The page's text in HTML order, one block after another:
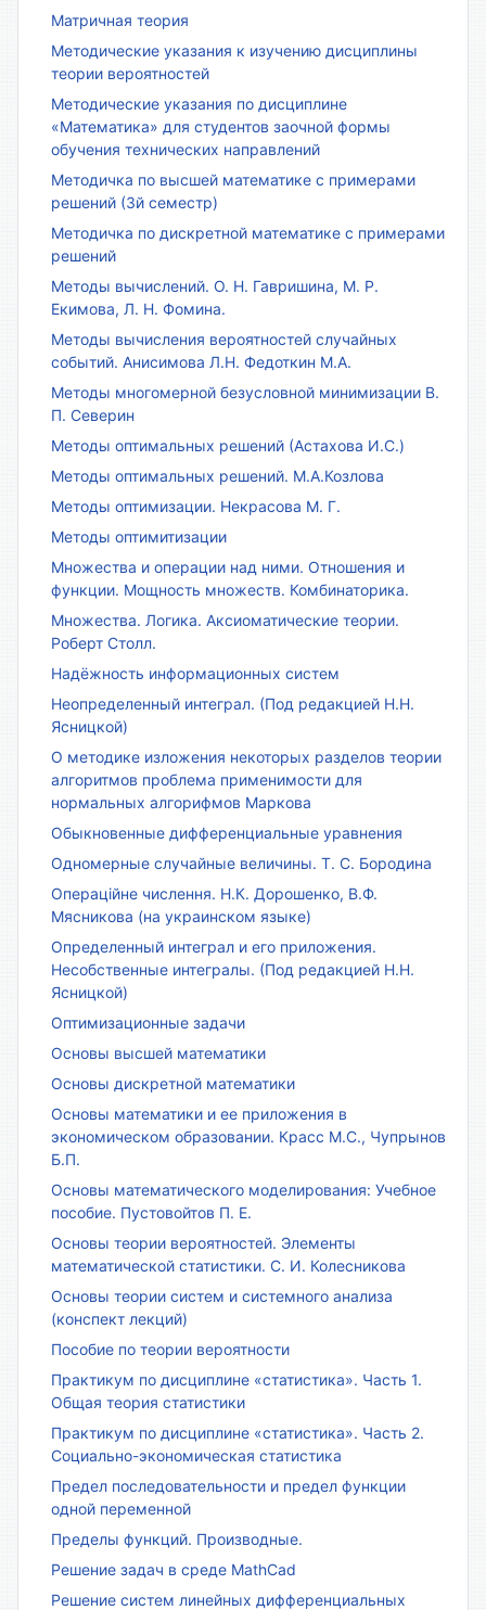
Матричная теория
Методические указания к изучению дисциплины
теории вероятностей
Методические указания по дисциплине
«Математика» для студентов заочной формы
обучения технических направлений
Методичка по высшей математике с примерами
решений (3й семестр)
Методичка по дискретной математике с примерами
решений
Методы вычислений. О. Н. Гавришина, М. Р.
Екимова, Л. Н. Фомина.
Методы вычисления вероятностей случайных
событий. Анисимова Л.Н. Федоткин М.А.
Методы многомерной безусловной минимизации В.
П. Северин
Методы оптимальных решений (Астахова И.С.)
Методы оптимальных решений. М.А.Козлова
Методы оптимизации. Некрасова М. Г.
Методы оптимитизации
Множества и операции над ними. Отношения и
функции. Мощность множеств. Комбинаторика.
Множества. Логика. Аксиоматические теории.
Роберт Столл.
Надёжность информационных систем
Неопределенный интеграл. (Под редакцией Н.Н.
Ясницкой)
О методике изложения некоторых разделов теории
алгоритмов проблема применимости для
нормальных алгорифмов Маркова
Обыкновенные дифференциальные уравнения
Одномерные случайные величины. Т. С. Бородина
Операційне числення. Н.К. Дорошенко, В.Ф.
Мясникова (на украинском языке)
Определенный интеграл и его приложения.
Несобственные интегралы. (Под редакцией Н.Н.
Ясницкой)
Оптимизационные задачи
Основы высшей математики
Основы дискретной математики
Основы математики и ее приложения в
экономическом образовании. Красс М.С., Чупрынов
Б.П.
Основы математического моделирования: Учебное
пособие. Пустовойтов П. Е.
Основы теории вероятностей. Элементы
математической статистики. С. И. Колесникова
Основы теории систем и системного анализа
(конспект лекций)
Пособие по теории вероятности
Практикум по дисциплине «статистика». Часть 1.
Общая теория статистики
Практикум по дисциплине «статистика». Часть 2.
Социально-экономическая статистика
Предел последовательности и предел функции
одной переменной
Пределы функций. Производные.
Решение задач в среде MathCad
Решение систем линейных дифференциальных